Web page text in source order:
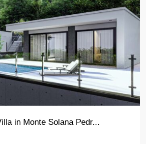
in Monte Solana Pedr...